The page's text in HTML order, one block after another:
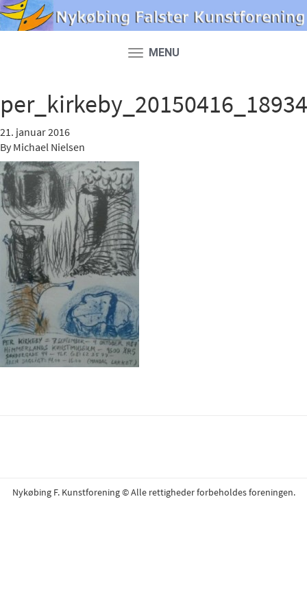
Toggle
MENU
21. januar 2016
By Michael Nielsen
Nykøbing F. Kunstforening © Alle rettigheder forbeholdes foreningen.